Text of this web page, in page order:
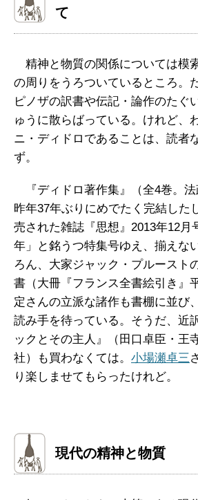
て
精神と物質の関係については模
の周りをうろついているところ。
ピノザの訳書や伝記・論作のたぐ
ゅうに散らばっている。けれど、
ニ・ディドロであることは、読者
ず。
『ディドロ著作集』（全4巻。法
昨年37年ぶりにめでたく完結した
売された雑誌『思想』2013年12月
年」と銘うつ特集号ゆえ、揃えな
ろん、大家ジャック・プルースト
書（大冊『フランス全書絵引き』
定さんの立派な諸作も書棚に並び
読み手を待っている。そうだ、近
ックとその主人』（田口卓臣・王
社）も買わなくては。 小場瀬卓三
り楽しませてもらったけれど。
現代の精神と物質